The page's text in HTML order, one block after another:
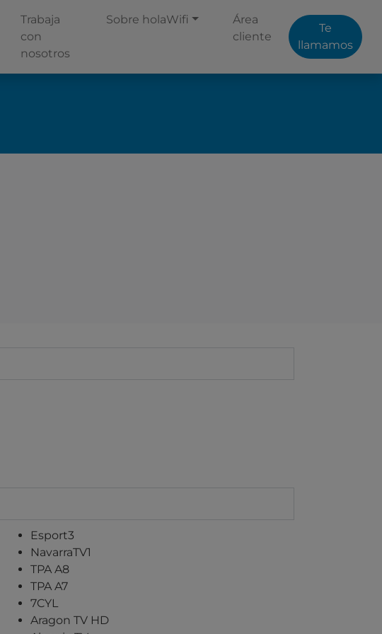
Trabaja
con
nosotros
Sobre holaWifi
Área
cliente
Te
llamamos
Esport3
NavarraTV1
TPA A8
TPA A7
7CYL
Aragon TV HD